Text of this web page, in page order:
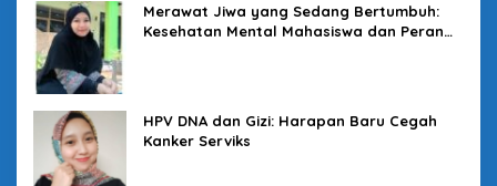
Merawat Jiwa yang Sedang Bertumbuh:
Kesehatan Mental Mahasiswa dan Peran
HPV DNA dan Gizi: Harapan Baru Cegah
Kanker Serviks